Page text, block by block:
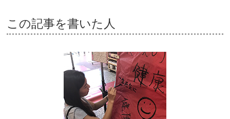
この記事を書いた人